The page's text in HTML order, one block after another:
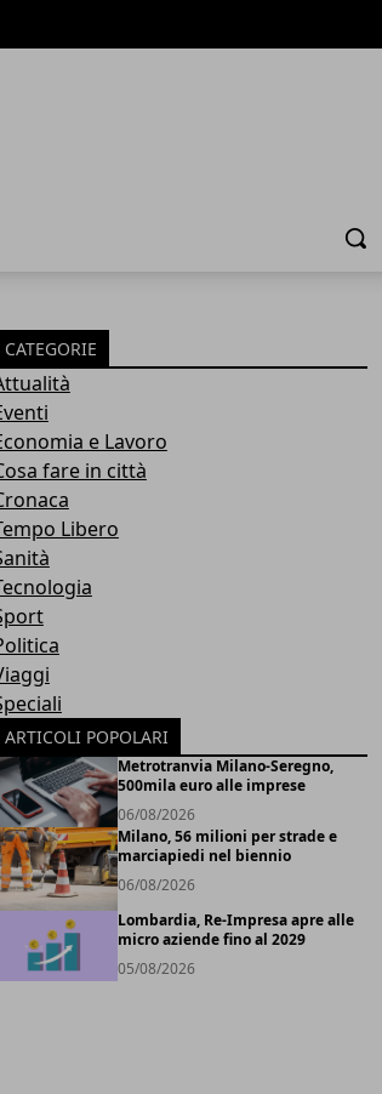
Cerca
CATEGORIE
e Lavoro
fare in città
Libero
ARTICOLI POPOLARI
Metrotranvia Milano-Seregno,
500mila euro alle imprese
06/08/2026
Milano, 56 milioni per strade e
marciapiedi nel biennio
06/08/2026
Lombardia, Re-Impresa apre alle
micro aziende fino al 2029
05/08/2026